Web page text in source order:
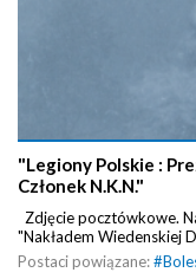
"Legiony Polskie :
Członek N.K.N."
Zdjęcie pocztówkowe.
"Nakładem Wiedenskiej
Postaci powiązane:#